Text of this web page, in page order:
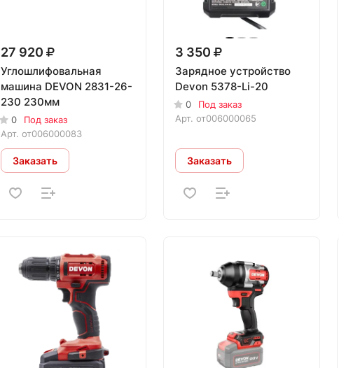
27 920
Углошлифовальная
машина DEVON 2831-26-
230 230мм
0
Под заказ
Арт. от006000083
Заказать
3 350
Зарядное устройство
Devon 5378-Li-20
0
Под заказ
Арт. от006000065
Заказать